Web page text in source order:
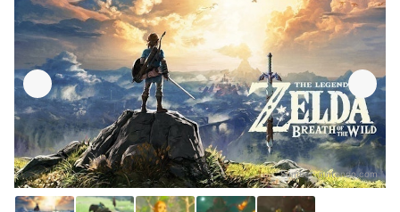
Sumber:nintendo.com